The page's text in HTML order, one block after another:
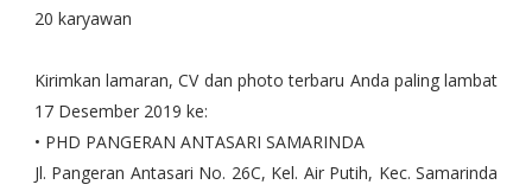
20 karyawan
Kirimkan lamaran, CV dan photo terbaru Anda paling lambat
17 Desember 2019 ke:
• PHD PANGERAN ANTASARI SAMARINDA
Jl. Pangeran Antasari No. 26C, Kel. Air Putih, Kec. Samarinda